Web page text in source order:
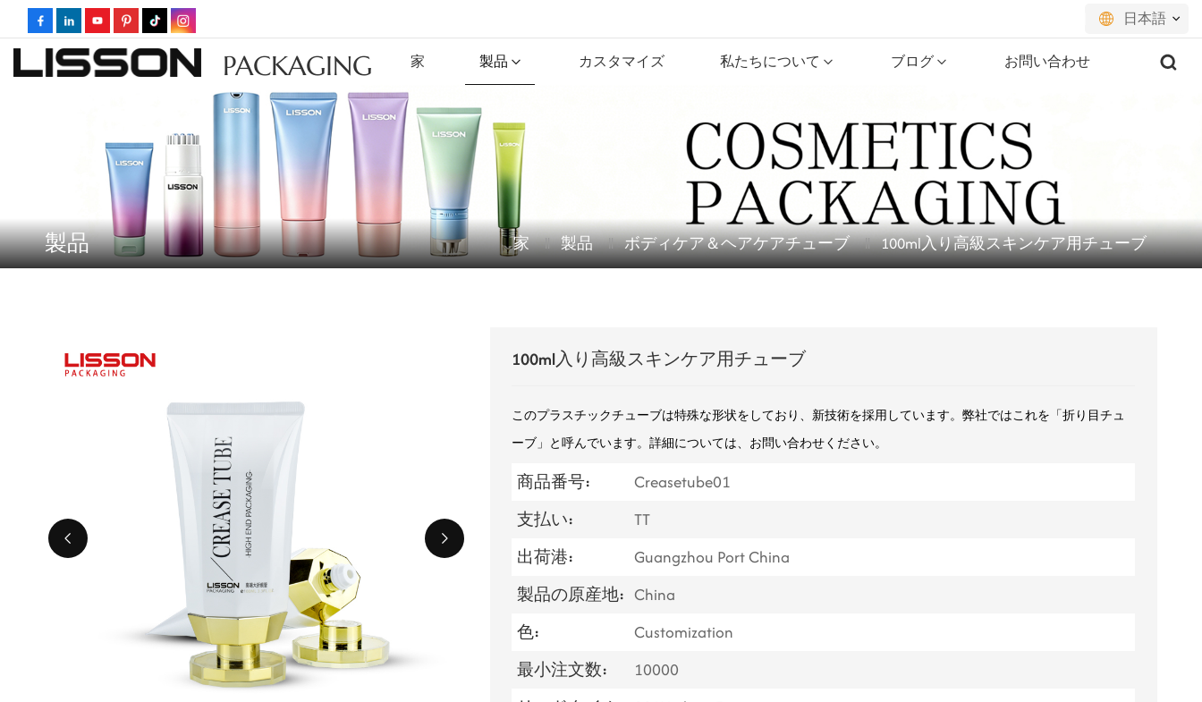
日本語
русский
español
português
ไทย
PACKAGING 家 製品 カスタマイズ 私たちについて ブログ お問い合わせ
製品 家 製品 ボディケア＆ヘアケアチューブ 100ml入り高級スキンケア用チューブ
100ml入り高級スキンケア用チューブ
このプラスチックチューブは特殊な形状をしており、新技術を採用しています。弊社ではこれを「折り目チュ
ーブ」と呼んでいます。詳細については、お問い合わせください。
商品番号:
Creasetube01
支払い:
TT
出荷港:
Guangzhou Port China
製品の原産地: China
色:
Customization
最小注文数:
10000